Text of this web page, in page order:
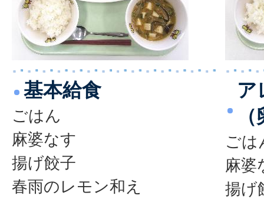
基本給食
ごはん
麻婆なす
揚げ餃子
春雨のレモン和え
ア
ごは
麻婆
揚げ